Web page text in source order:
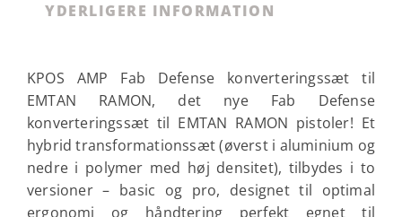
YDERLIGERE INFORMATION
KPOS AMP Fab Defense konverteringssæt til
EMTAN RAMON, det nye Fab Defense
konverteringssæt til EMTAN RAMON pistoler! Et
hybrid transformationssæt (øverst i aluminium og
nedre i polymer med høj densitet), tilbydes i to
versioner – basic og pro, designet til optimal
ergonomi og håndtering perfekt egnet til